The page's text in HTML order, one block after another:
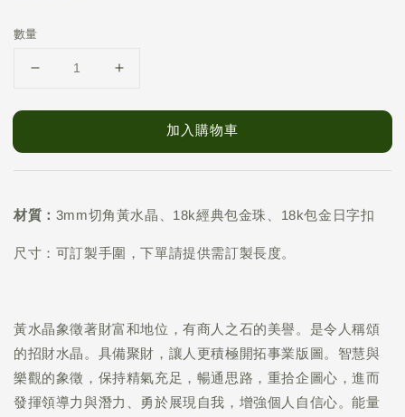
數量
加入購物車
材質： 3mm切角黃水晶、18k經典包金珠、18k包金日字扣
尺寸：可訂製手圍，下單請提供需訂製長度。
黃水晶象徵著財富和地位，有商人之石的美譽。是令人稱頌
的招財水晶。具備聚財，讓人更積極開拓事業版圖。智慧與
樂觀的象徵，保持精氣充足，暢通思路，重拾企圖心，進而
發揮領導力與潛力、勇於展現自我，增強個人自信心。能量